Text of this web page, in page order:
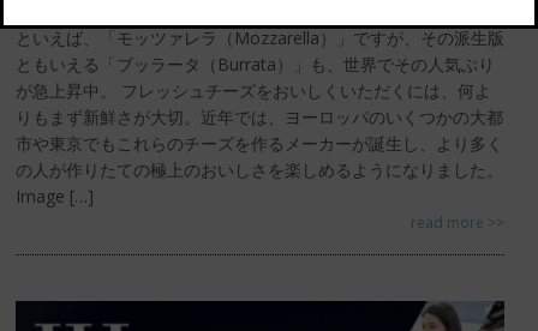
といえば、「モッツァレラ（Mozzarella）」ですが、その派生版
ともいえる「ブッラータ（Burrata）」も、世界でその人気ぶり
が急上昇中。 フレッシュチーズをおいしくいただくには、何よ
りもまず新鮮さが大切。近年では、ヨーロッパのいくつかの大都
市や東京でもこれらのチーズを作るメーカーが誕生し、より多く
の人が作りたての極上のおいしさを楽しめるようになりました。
Image […]
read more >>